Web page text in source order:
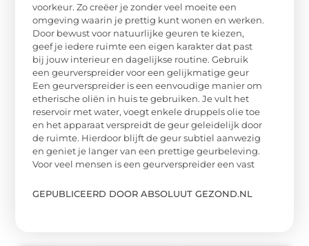
voorkeur. Zo creëer je zonder veel moeite een
omgeving waarin je prettig kunt wonen en werken.
Door bewust voor natuurlijke geuren te kiezen,
geef je iedere ruimte een eigen karakter dat past
bij jouw interieur en dagelijkse routine. Gebruik
een geurverspreider voor een gelijkmatige geur
Een geurverspreider is een eenvoudige manier om
etherische oliën in huis te gebruiken. Je vult het
reservoir met water, voegt enkele druppels olie toe
en het apparaat verspreidt de geur geleidelijk door
de ruimte. Hierdoor blijft de geur subtiel aanwezig
en geniet je langer van een prettige geurbeleving.
Voor veel mensen is een geurverspreider een vast
GEPUBLICEERD DOOR ABSOLUUT GEZOND.NL